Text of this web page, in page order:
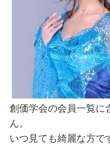
創価学会の会員一覧に
ん。
いつ見ても綺麗な方で